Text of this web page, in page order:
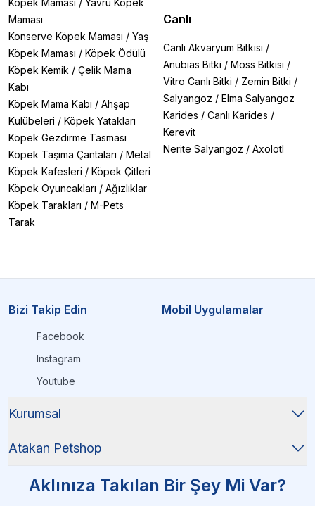
Köpek Maması / Yavru Köpek
Maması
Konserve Köpek Maması / Yaş
Köpek Maması / Köpek Ödülü
Köpek Kemik / Çelik Mama
Kabı
Köpek Mama Kabı / Ahşap
Kulübeleri / Köpek Yatakları
Köpek Gezdirme Tasması
Köpek Taşıma Çantaları / Metal
Köpek Kafesleri / Köpek Çitleri
Köpek Oyuncakları / Ağızlıklar
Köpek Tarakları / M-Pets
Tarak
Canlı
Canlı Akvaryum Bitkisi /
Anubias Bitki / Moss Bitkisi /
Vitro Canlı Bitki / Zemin Bitki /
Salyangoz / Elma Salyangoz
Karides / Canlı Karides /
Kerevit
Nerite Salyangoz / Axolotl
Bizi Takip Edin
Facebook
Instagram
Youtube
Mobil Uygulamalar
Kurumsal
Atakan Petshop
Aklınıza Takılan Bir Şey Mi Var?